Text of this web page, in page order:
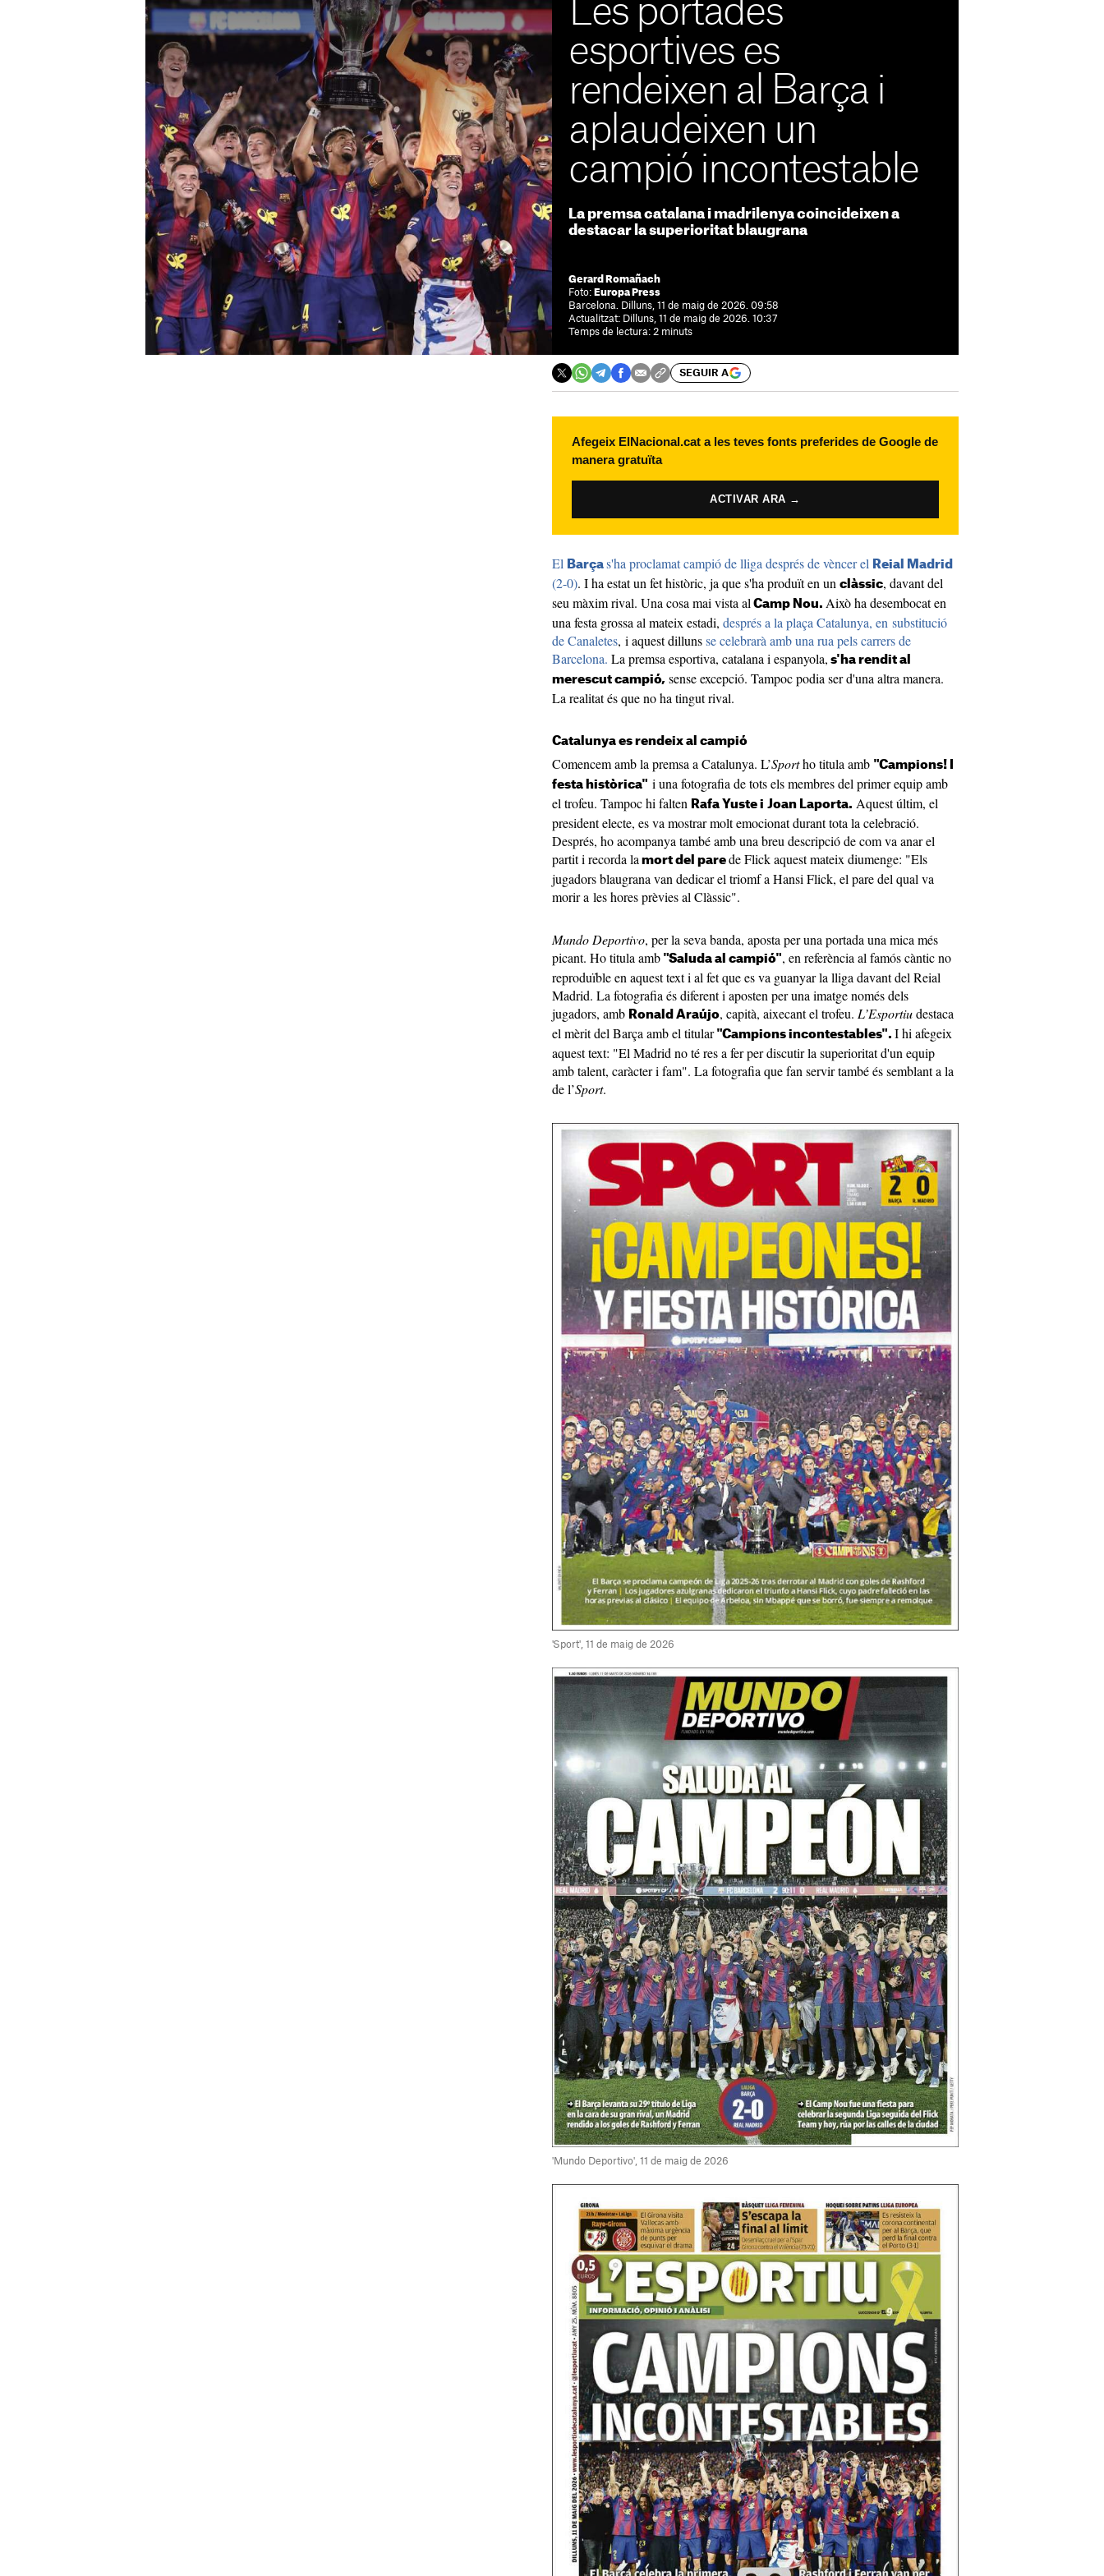
Les portades
esportives es
rendeixen al Barça i
aplaudeixen un
campió incontestable
La premsa catalana i madrilenya coincideixen a
destacar la superioritat blaugrana
Gerard Romañach
Foto: Europa Press
Barcelona. Dilluns, 11 de maig de 2026. 09:58
Actualitzat: Dilluns, 11 de maig de 2026. 10:37
Temps de lectura: 2 minuts
SEGUIR A
Afegeix ElNacional.cat a les teves fonts preferides de Google de
manera gratuïta
ACTIVAR ARA →
El Barça s'ha proclamat campió de lliga després de vèncer el Reial Madrid
(2-0). I ha estat un fet històric, ja que s'ha produït en un clàssic, davant del
seu màxim rival. Una cosa mai vista al Camp Nou. Això ha desembocat en
una festa grossa al mateix estadi, després a la plaça Catalunya, en substitució
de Canaletes, i aquest dillunsse celebrarà amb una rua pels carrers de
Barcelona. La premsa esportiva, catalana i espanyola, s'ha rendit al
merescut campió, sense excepció. Tampoc podia ser d'una altra manera.
La realitat és que no ha tingut rival.
Catalunya es rendeix al campió
Comencem amb la premsa a Catalunya. L’Sportho titula amb "Campions! I
festa històrica" i una fotografia de tots els membres del primer equip amb
el trofeu. Tampoc hi falten Rafa Yuste i Joan Laporta. Aquest últim, el
president electe, es va mostrar molt emocionat durant tota la celebració.
Després, ho acompanya també amb una breu descripció de com va anar el
partit i recorda la mort del pare de Flick aquest mateix diumenge: "Els
jugadors blaugrana van dedicar el triomf a Hansi Flick, el pare del qual va
morir a les hores prèvies al Clàssic".
Mundo Deportivo, per la seva banda, aposta per una portada una mica més
picant. Ho titula amb "Saluda al campió", en referència al famós càntic no
reproduïble en aquest text i al fet que es va guanyar la lliga davant del Reial
Madrid. La fotografia és diferent i aposten per una imatge només dels
jugadors, amb Ronald Araújo, capità, aixecant el trofeu. L’Esportiudestaca
el mèrit del Barça amb el titular"Campions incontestables". I hi afegeix
aquest text: "El Madrid no té res a fer per discutir la superioritat d'un equip
amb talent, caràcter i fam". La fotografia que fan servir també és semblant a la
de l’Sport.
'Sport', 11 de maig de 2026
'Mundo Deportivo', 11 de maig de 2026